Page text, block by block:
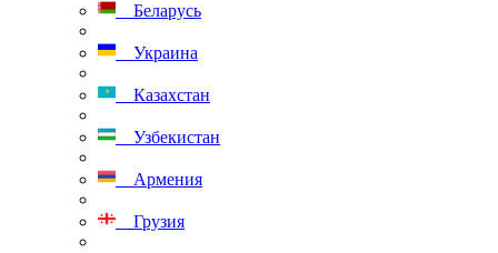
Беларусь
Украина
Казахстан
Узбекистан
Армения
Грузия